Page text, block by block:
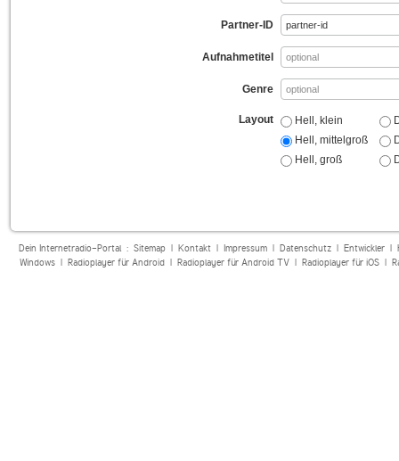
Partner-ID
Aufnahmetitel
Genre
Layout
Hell, klein
Hell, mittelgroß
Hell, groß
Dein Internetradio-Portal : Sitemap| Kontakt| Impressum| Datenschutz| Entwickler|
Windows| Radioplayer für Android| Radioplayer für Android TV| Radioplayer für iOS|